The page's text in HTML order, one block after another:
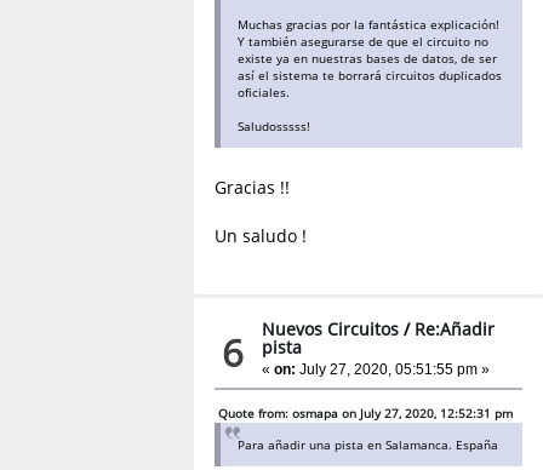
Muchas gracias por la fantástica explicación!
Y también asegurarse de que el circuito no
existe ya en nuestras bases de datos, de ser
así el sistema te borrará circuitos duplicados
oficiales.
Saludosssss!
Gracias !!
Un saludo !
6 Nuevos Circuitos / Re:Añadir
pista
«on: July 27, 2020, 05:51:55 pm »
Quote from: osmapa on July 27, 2020, 12:52:31 pm
Para añadir una pista en Salamanca. España